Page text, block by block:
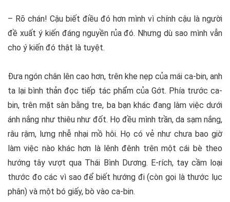
– Rõ chán! Cậu biết điều đó hơn mình vì chính cậu là người
đề xuất ý kiến đáng nguyền rủa đó. Nhưng dù sao mình vẫn
cho ý kiến đó thật là tuyệt.
Đưa ngón chân lên cao hơn, trên khe nẹp của mái ca-bin, anh
ta lại bình thản đọc tiếp tác phẩm của Gớt. Phía trước ca-
bin, trên mặt sàn bằng tre, ba bạn khác đang làm việc dưới
ánh nắng như thiêu như đốt. Họ đều mình trần, da sạm nắng,
râu rậm, lưng nhễ nhại mồ hôi. Họ có vẻ như chưa bao giờ
làm việc nào khác hơn là lênh đênh trên một cái bè theo
hướng tây vượt qua Thái Bình Dương. E-rích, tay cầm loại
thước đo các vì sao để biết hướng đi (còn gọi là thước lục
phân) và một bó giấy, bò vào ca-bin.